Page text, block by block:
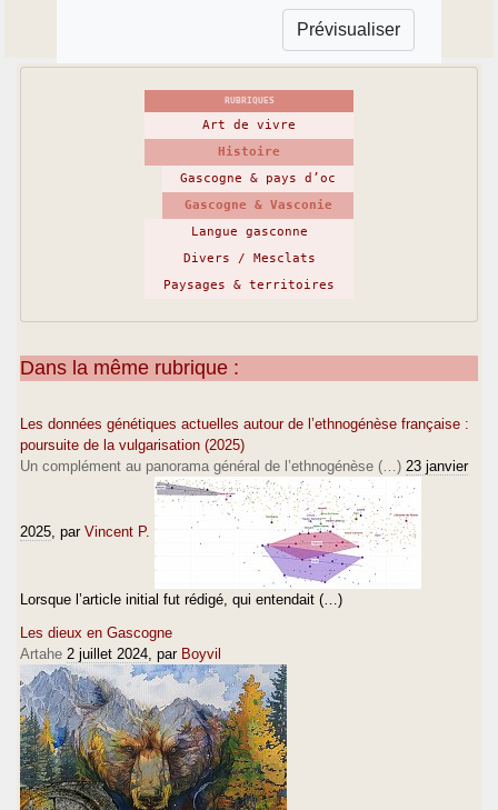
RUBRIQUES
Art de vivre
Histoire
Gascogne & pays d’oc
Gascogne & Vasconie
Langue gasconne
Divers / Mesclats
Paysages & territoires
Dans la même rubrique :
Les données génétiques actuelles autour de l’ethnogénèse française :
poursuite de la vulgarisation (2025)
Un complément au panorama général de l’ethnogénèse (…) 23 janvier
2025 , par Vincent P.
Lorsque l’article initial fut rédigé, qui entendait (…)
Les dieux en Gascogne
Artahe 2 juillet 2024 , par Boyvil